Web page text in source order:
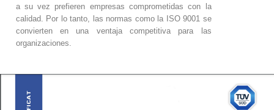
a su vez prefieren empresas comprometidas con la
calidad. Por lo tanto, las normas como la ISO 9001 se
convierten en una ventaja competitiva para las
organizaciones.